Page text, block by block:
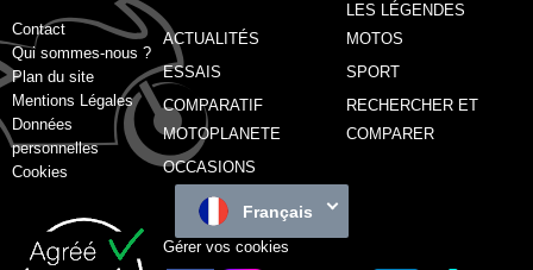
Contact
Qui sommes-nous ?
Plan du site
Mentions Légales
Données
personnelles
Cookies
ACTUALITÉS
LES LÉGENDES
MOTOS
ESSAIS
SPORT
COMPARATIF
MOTOPLANETE
RECHERCHER ET
COMPARER
OCCASIONS
Français
Gérer vos cookies